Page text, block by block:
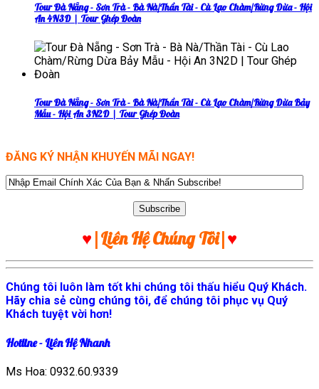
Tour Đà Nẵng - Sơn Trà - Bà Nà/Thần Tài - Cù Lao Chàm/Rừng Dừa - Hội
An 4N3D | Tour Ghép Đoàn
Tour Đà Nẵng - Sơn Trà - Bà Nà/Thần Tài - Cù Lao Chàm/Rừng Dừa Bảy
Mẫu - Hội An 3N2D | Tour Ghép Đoàn
ĐĂNG KÝ NHẬN KHUYẾN MÃI NGAY!
♥ |Liên Hệ Chúng Tôi|♥
Chúng tôi luôn làm tốt khi chúng tôi thấu hiểu Quý Khách.
Hãy chia sẻ cùng chúng tôi, để chúng tôi phục vụ Quý
Khách tuyệt vời hơn!
Hotline - Liên Hệ Nhanh
Ms Hoa: 0932.60.9339